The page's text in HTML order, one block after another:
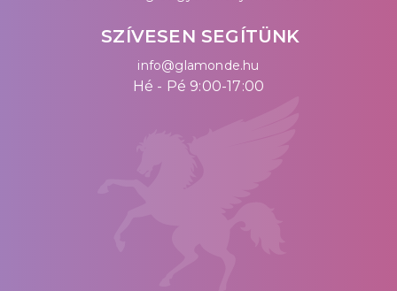
SZÍVESEN SEGÍTÜNK
info@glamonde.hu
Hé - Pé 9:00-17:00